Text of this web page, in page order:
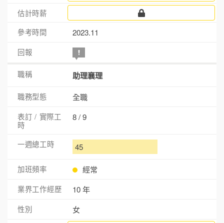
2023.11
助理襄理
全職
8 / 9
45
經常
10 年
女